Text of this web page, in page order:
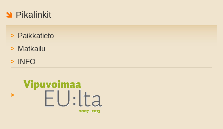
Pikalinkit
Paikkatieto
Matkailu
INFO